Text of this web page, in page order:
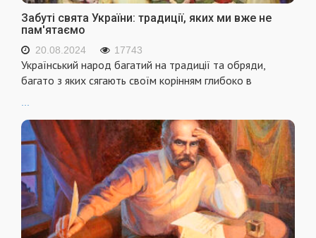
Забуті свята України: традиції, яких ми вже не
пам'ятаємо
20.08.2024 17743
Український народ багатий на традиції та обряди,
багато з яких сягають своїм корінням глибоко в